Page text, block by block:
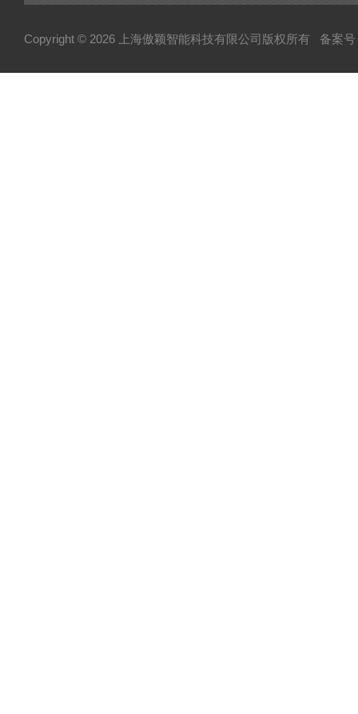
Copyright © 2026 上海傲颖智能科技有限公司版权所有 备案号